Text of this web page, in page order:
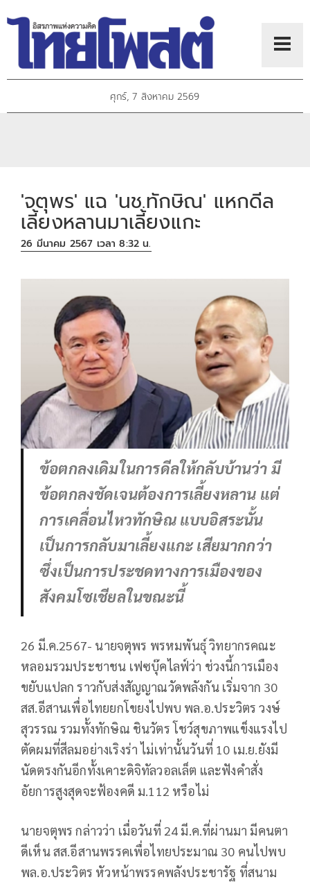
ศุกร์, 7 สิงหาคม 2569
'จตุพร' แฉ 'นช.ทักษิณ' แหกดีล
เลี้ยงหลานมาเลี้ยงแกะ
26 มีนาคม 2567 เวลา 8:32 น.
ข้อตกลงเดิมในการดีลให้กลับบ้านว่า มี
ข้อตกลงชัดเจนต้องการเลี้ยงหลาน แต่
การเคลื่อนไหวทักษิณ แบบอิสระนั้น
เป็นการกลับมาเลี้ยงแกะ เสียมากกว่า
ซึ่งเป็นการประชดทางการเมืองของ
สังคมโซเชียลในขณะนี้
26 มี.ค.2567- นายจตุพร พรหมพันธุ์ วิทยากรคณะ
หลอมรวมประชาชน เฟซบุ๊คไลฟ์ว่า ช่วงนี้การเมือง
ขยับแปลก ราวกับส่งสัญญาณวัดพลังกัน เริ่มจาก 30
สส.อีสานเพื่อไทยยกโขยงไปพบ พล.อ.ประวิตร วงษ์
สุวรรณ รวมทั้งทักษิณ ชินวัตร โชว์สุขภาพแข็งแรงไป
ตัดผมที่สีลมอย่างเริงร่า ไม่เท่านั้นวันที่ 10 เม.ย.ยังมี
นัดตรงกันอีกทั้งเคาะดิจิทัลวอลเล็ต และฟังคำสั่ง
อัยการสูงสุดจะฟ้องคดี ม.112 หรือไม่
นายจตุพร กล่าวว่า เมื่อวันที่ 24 มี.ค.ที่ผ่านมา มีคนตา
ดีเห็น สส.อีสานพรรคเพื่อไทยประมาณ 30 คนไปพบ
พล.อ.ประวิตร หัวหน้าพรรคพลังประชารัฐ ที่สนาม